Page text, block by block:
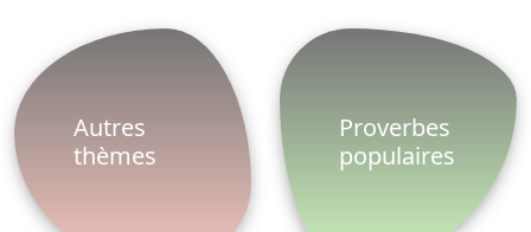
Autres
thèmes
Proverbes
populaires
Proverbe
africain
Proverbe
arabe
Proverbe
Proverbe